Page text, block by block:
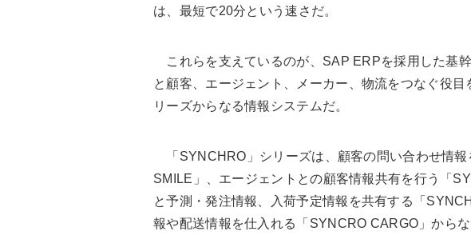
は、最短で20分という速さだ。
これらを支えているのが、SAP ERPを採用した基
と顧客、エージェント、メーカー、物流をつなぐ役
リーズからなる情報システムだ。
「SYNCHRO」シリーズは、顧客の問い合わせ情
SMILE」、エージェントとの顧客情報共有を行う「
と予測・発注情報、入荷予定情報を共有する「
報や配送情報を仕入れる「SYNCRO CARGO」からな